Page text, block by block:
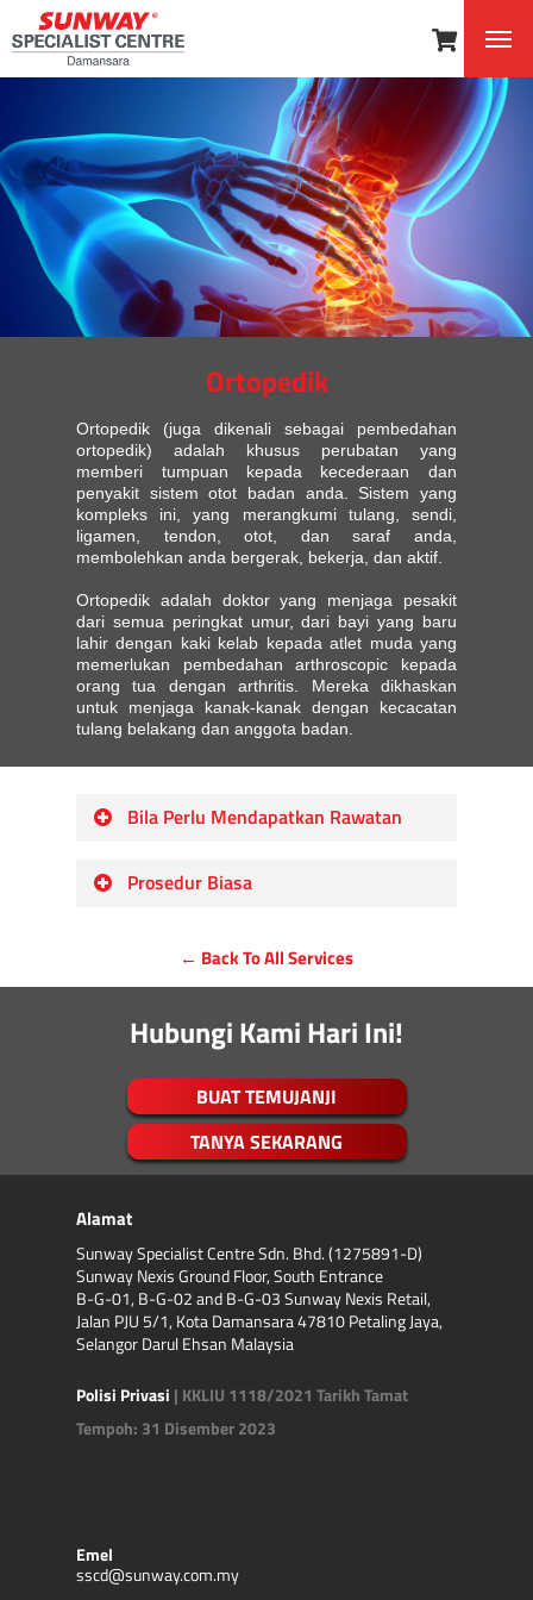
Ortopedik
Ortopedik (juga dikenali sebagai pembedahan
ortopedik) adalah khusus perubatan yang
memberi tumpuan kepada kecederaan dan
penyakit sistem otot badan anda. Sistem yang
kompleks ini, yang merangkumi tulang, sendi,
ligamen, tendon, otot, dan saraf anda,
membolehkan anda bergerak, bekerja, dan aktif.
Ortopedik adalah doktor yang menjaga pesakit
dari semua peringkat umur, dari bayi yang baru
lahir dengan kaki kelab kepada atlet muda yang
memerlukan pembedahan arthroscopic kepada
orang tua dengan arthritis. Mereka dikhaskan
untuk menjaga kanak-kanak dengan kecacatan
tulang belakang dan anggota badan.
Bila Perlu Mendapatkan Rawatan
Sakit, kekakuan, atau
dan tulang.
dan berdiri
bertambah baik selepas 48 jam.
Prosedur Biasa
Kecederaan plat pertumbuhan turbo
pada kanak-kanak
Kecacatan anggota bawah dan
Kontraktur
Ketaksamaan panjang anggota
bawah
Lutut ketukan
Kaki tunduk
Flatfoot
Displasia perkembangan hip (DDH)
Epifisis femoral modal tergelincir
(SCFE)
Penyakit Perthes
Jari pencetus
Sindrom terowong karpal
← Back To All Services
Hubungi Kami Hari Ini!
BUAT TEMUJANJI
TANYA SEKARANG
Alamat
Sunway Specialist Centre Sdn. Bhd. (1275891-D)
Sunway Nexis Ground Floor, South Entrance
B-G-01, B-G-02 and B-G-03 Sunway Nexis Retail,
Jalan PJU 5/1, Kota Damansara 47810 Petaling Jaya,
Selangor Darul Ehsan Malaysia
Polisi Privasi | KKLIU 1118/2021 Tarikh Tamat
Tempoh: 31 Disember 2023
Emel
sscd@sunway.com.my